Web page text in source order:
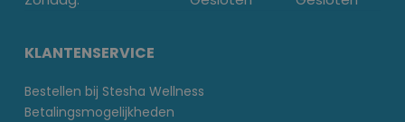
KLANTENSERVICE
Bestellen bij Stesha Wellness
Betalingsmogelijkheden